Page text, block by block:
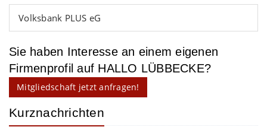
Volksbank PLUS eG
Sie haben Interesse an einem eigenen
Firmenprofil auf HALLO LÜBBECKE?
Mitgliedschaft jetzt anfragen!
Kurznachrichten